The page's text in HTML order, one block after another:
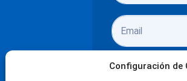
Configuración de